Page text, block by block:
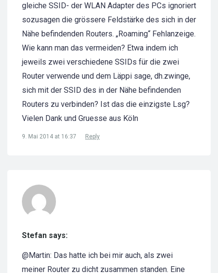
gleiche SSID- der WLAN Adapter des PCs ignoriert
sozusagen die grössere Feldstärke des sich in der
Nähe befindenden Routers. „Roaming“ Fehlanzeige.
Wie kann man das vermeiden? Etwa indem ich
jeweils zwei verschiedene SSIDs für die zwei
Router verwende und dem Läppi sage, dh.zwinge,
sich mit der SSID des in der Nähe befindenden
Routers zu verbinden? Ist das die einzigste Lsg?
Vielen Dank und Gruesse aus Köln
9. Mai 2014 at 16:37 Reply
Stefan says:
@Martin: Das hatte ich bei mir auch, als zwei
meiner Router zu dicht zusammen standen. Eine